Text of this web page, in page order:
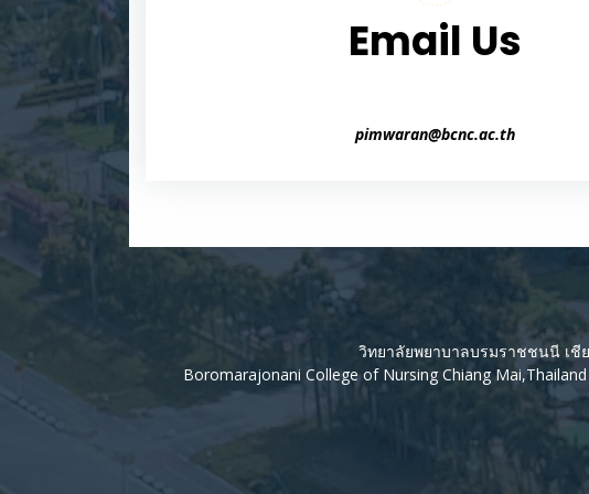
Email Us
pimwaran@bcnc.ac.th
วิทยาลัยพยาบาลบรมราชชนนี เชีย
Boromarajonani College of Nursing Chiang